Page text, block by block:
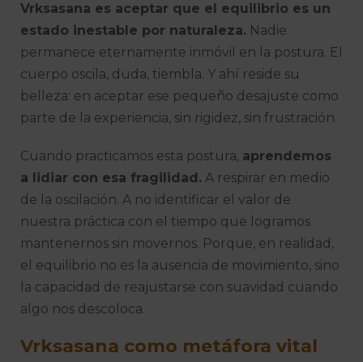
Vrksasana es aceptar que el equilibrio es un
estado inestable por naturaleza. Nadie
permanece eternamente inmóvil en la postura. El
cuerpo oscila, duda, tiembla. Y ahí reside su
belleza: en aceptar ese pequeño desajuste como
parte de la experiencia, sin rigidez, sin frustración.
Cuando practicamos esta postura, aprendemos
a lidiar con esa fragilidad. A respirar en medio
de la oscilación. A no identificar el valor de
nuestra práctica con el tiempo que logramos
mantenernos sin movernos. Porque, en realidad,
el equilibrio no es la ausencia de movimiento, sino
la capacidad de reajustarse con suavidad cuando
algo nos descoloca.
Vrksasana como metáfora vital